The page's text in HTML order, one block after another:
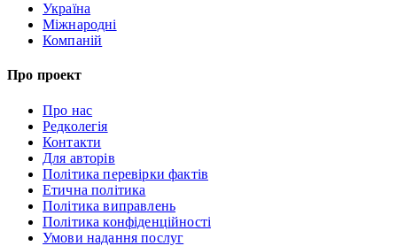
Україна
Міжнародні
Компаній
Про проект
Про нас
Редколегія
Контакти
Для авторів
Політика перевірки фактів
Етична політика
Політика виправлень
Політика конфіденційності
Умови надання послуг